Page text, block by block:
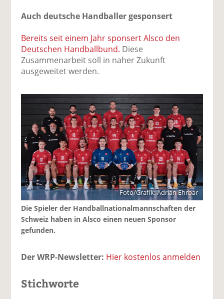
Auch deutsche Handballer gesponsert
Bereits seit einem Jahr sponsert Alsco den
Deutschen Handballbund. Diese
Zusammenarbeit soll in naher Zukunft
ausgeweitet werden.
Foto/Grafik: Adrian Ehrbar
Die Spieler der Handballnationalmannschaften der
Schweiz haben in Alsco einen neuen Sponsor
gefunden.
Der WRP-Newsletter: Hier kostenlos anmelden
Stichworte